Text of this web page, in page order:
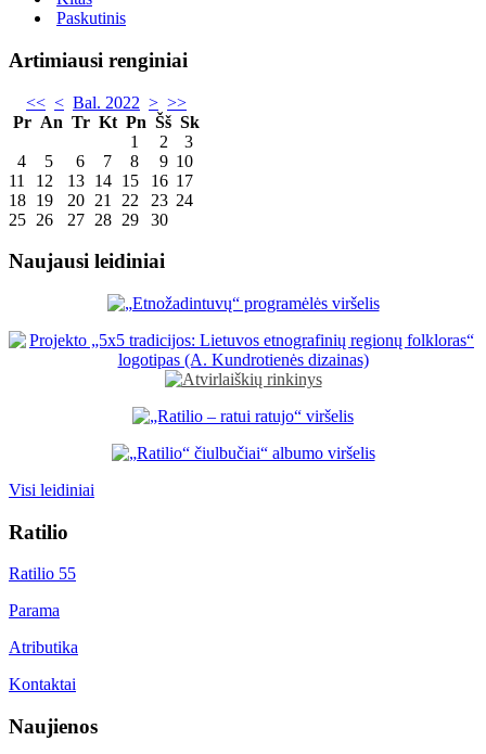
Paskutinis
Artimiausi renginiai
<< < Bal. 2022 > >>
Pr An Tr Kt Pn Šš Sk
1
2
3
4
5 6 7 8 9 10
11
12 13 14 15 16 17
18 19 20 21 22 23 24
25 26 27 28 29 30
Naujausi leidiniai
Visi leidiniai
Ratilio
Ratilio 55
Parama
Atributika
Kontaktai
Naujienos